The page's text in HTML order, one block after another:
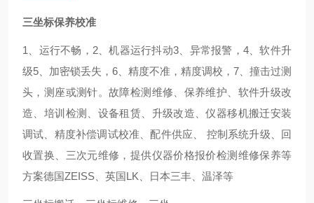
三坐标保养校准
1、运行不畅，2、机器运行抖动3、异常报警，4、软件升
级5、加密锁丢失，6、精度不准，精度调校，7、撞击过测
头，测座或测针。故障检测维修、保养维护、软件升级改
造、培训检测、设备租赁、升级改造、仪器移机搬迁安装
调试、精度补偿调试校准、配件供应、 控制系统升级、回
收置换、三次元维修，提供仪器价格报价检测维修保养等
方案德国ZEISS、英国LK、日本三丰、温泽等